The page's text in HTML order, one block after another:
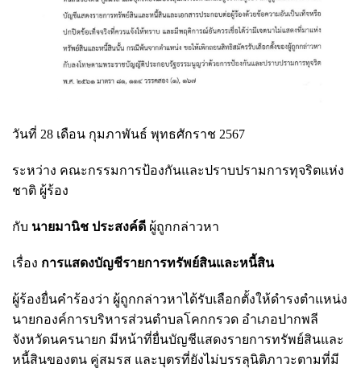
วันที่ 28 เดือน กุมภาพันธ์ พุทธศักราช 2567
ระหว่าง คณะกรรมการป้องกันและปราบปรามการทุจริตแห่ง
ชาติ ผู้ร้อง
กับ นายมานิช ประสงค์ดี ผู้ถูกกล่าวหา
เรื่อง การแสดงบัญชีรายการทรัพย์สินและหนี้สิน
ผู้ร้องยื่นคำร้องว่า ผู้ถูกกล่าวหาได้รับเลือกตั้งให้ดำรงตำแหน่ง
นายกองค์การบริหารส่วนตำบลโคกกรวด อำเภอปากพลี
จังหวัดนครนายก มีหน้าที่ยื่นบัญชีแสดงรายการทรัพย์สินและ
หนี้สินของตน คู่สมรส และบุตรที่ยังไม่บรรลุนิติภาวะตามที่มี